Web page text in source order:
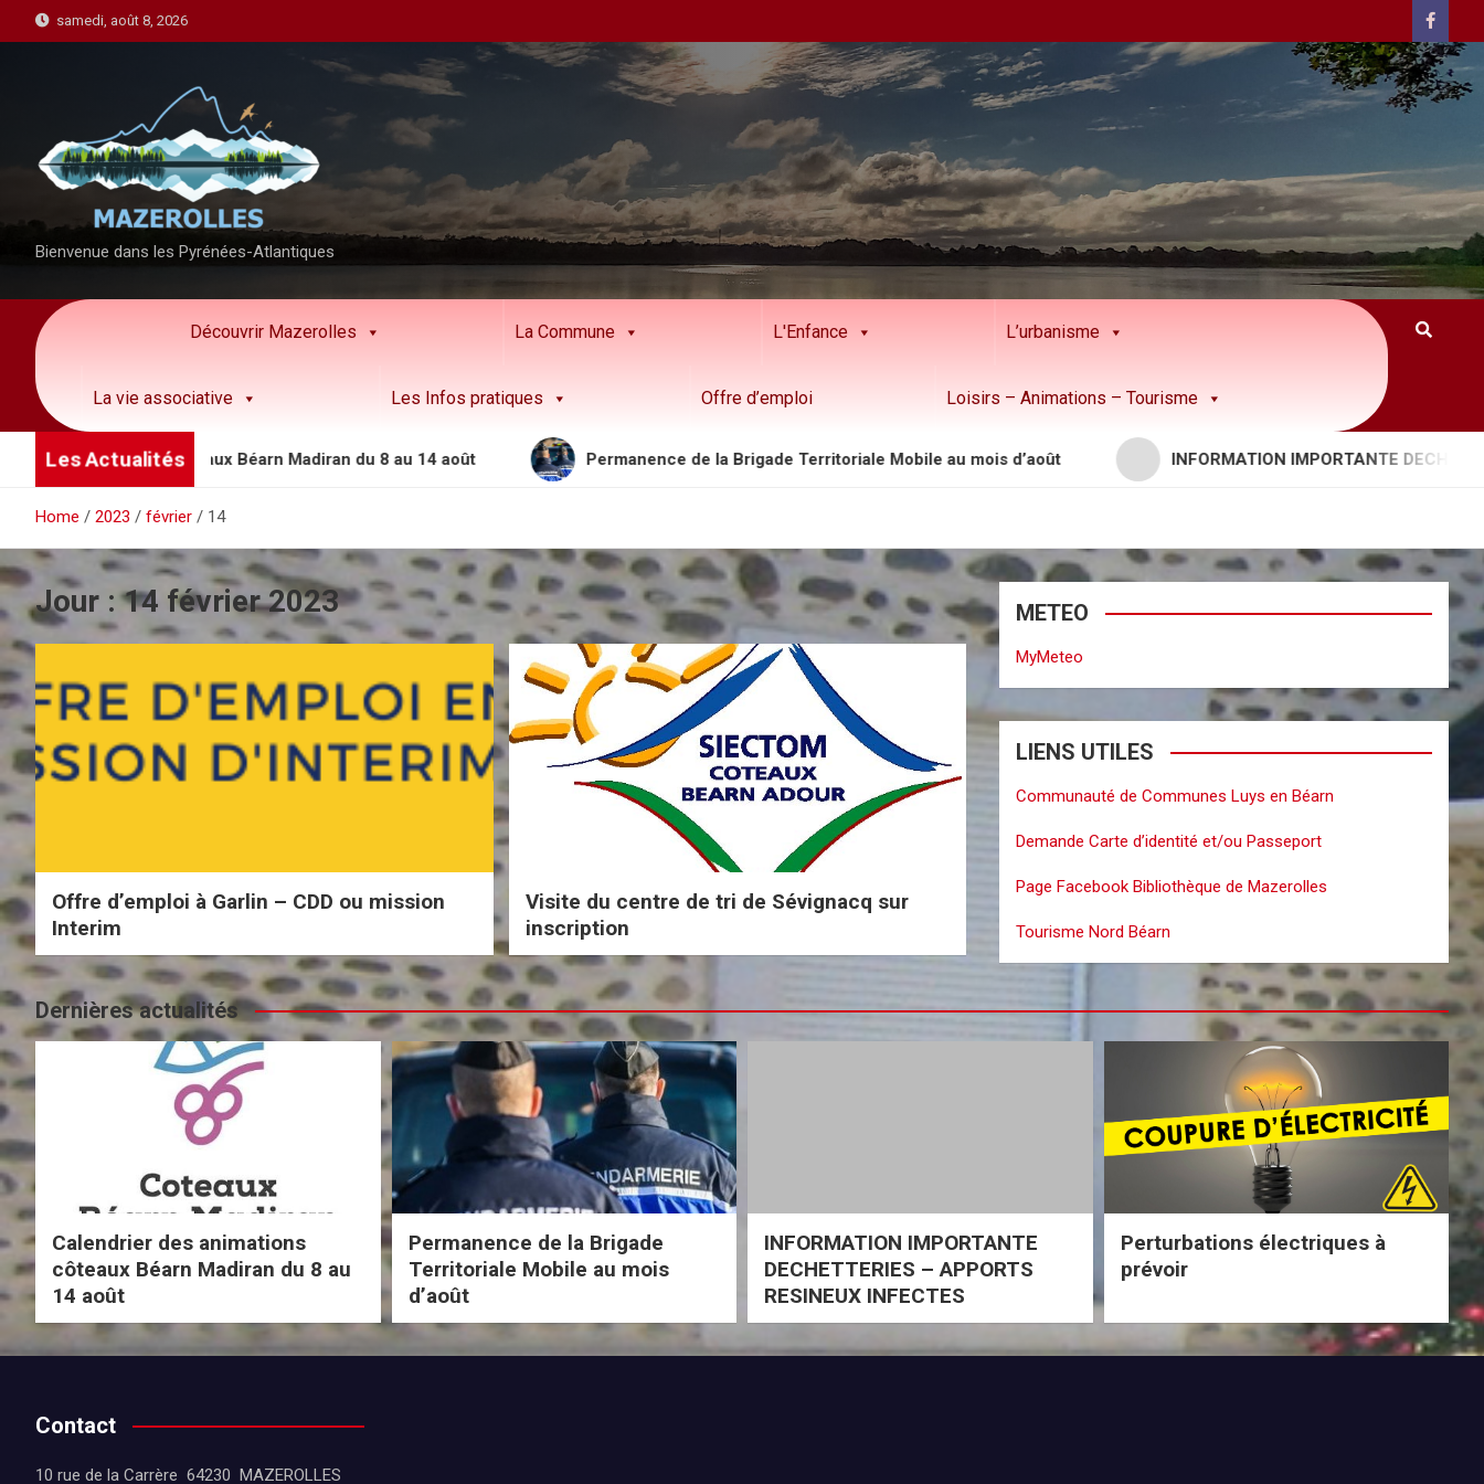
k
samedi, août 8, 2026
Bienvenue dans les Pyrénées-Atlantiques
Découvrir Mazerolles La Commune L'Enfance L’urbanisme
La vie associative Les Infos pratiques Offre d’emploi Loisirs – Animations – Tourisme
Les Actualités
animations côteaux Béarn Madiran du 8 au 14 août Permanence de la Brigade Territoriale Mobile au mois d’août INFORMATION IMPORTANTE
Home 2023 février 14
Jour :14 février 2023
Offre d’emploi à Garlin – CDD ou mission
Interim
Visite du centre de tri de Sévignacq sur
inscription
METEO
MyMeteo
LIENS UTILES
Communauté de Communes Luys en Béarn
Demande Carte d’identité et/ou Passeport
Page Facebook Bibliothèque de Mazerolles
Tourisme Nord Béarn
Dernières actualités
Calendrier des animations
côteaux Béarn Madiran du 8 au
14 août
Permanence de la Brigade
Territoriale Mobile au mois
d’août
INFORMATION IMPORTANTE
DECHETTERIES – APPORTS
RESINEUX INFECTES
Perturbations électriques à
prévoir
Contact
10 rue de la Carrère 64230 MAZEROLLES